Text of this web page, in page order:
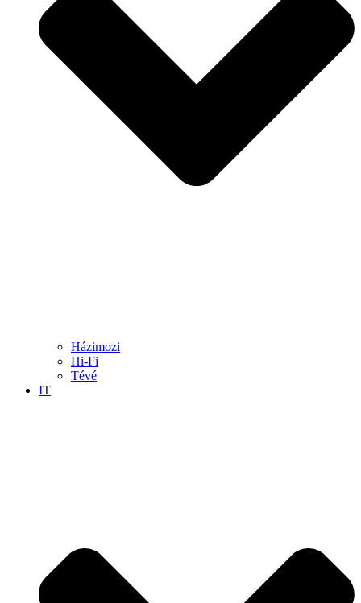
Házimozi
Hi-Fi
Tévé
IT